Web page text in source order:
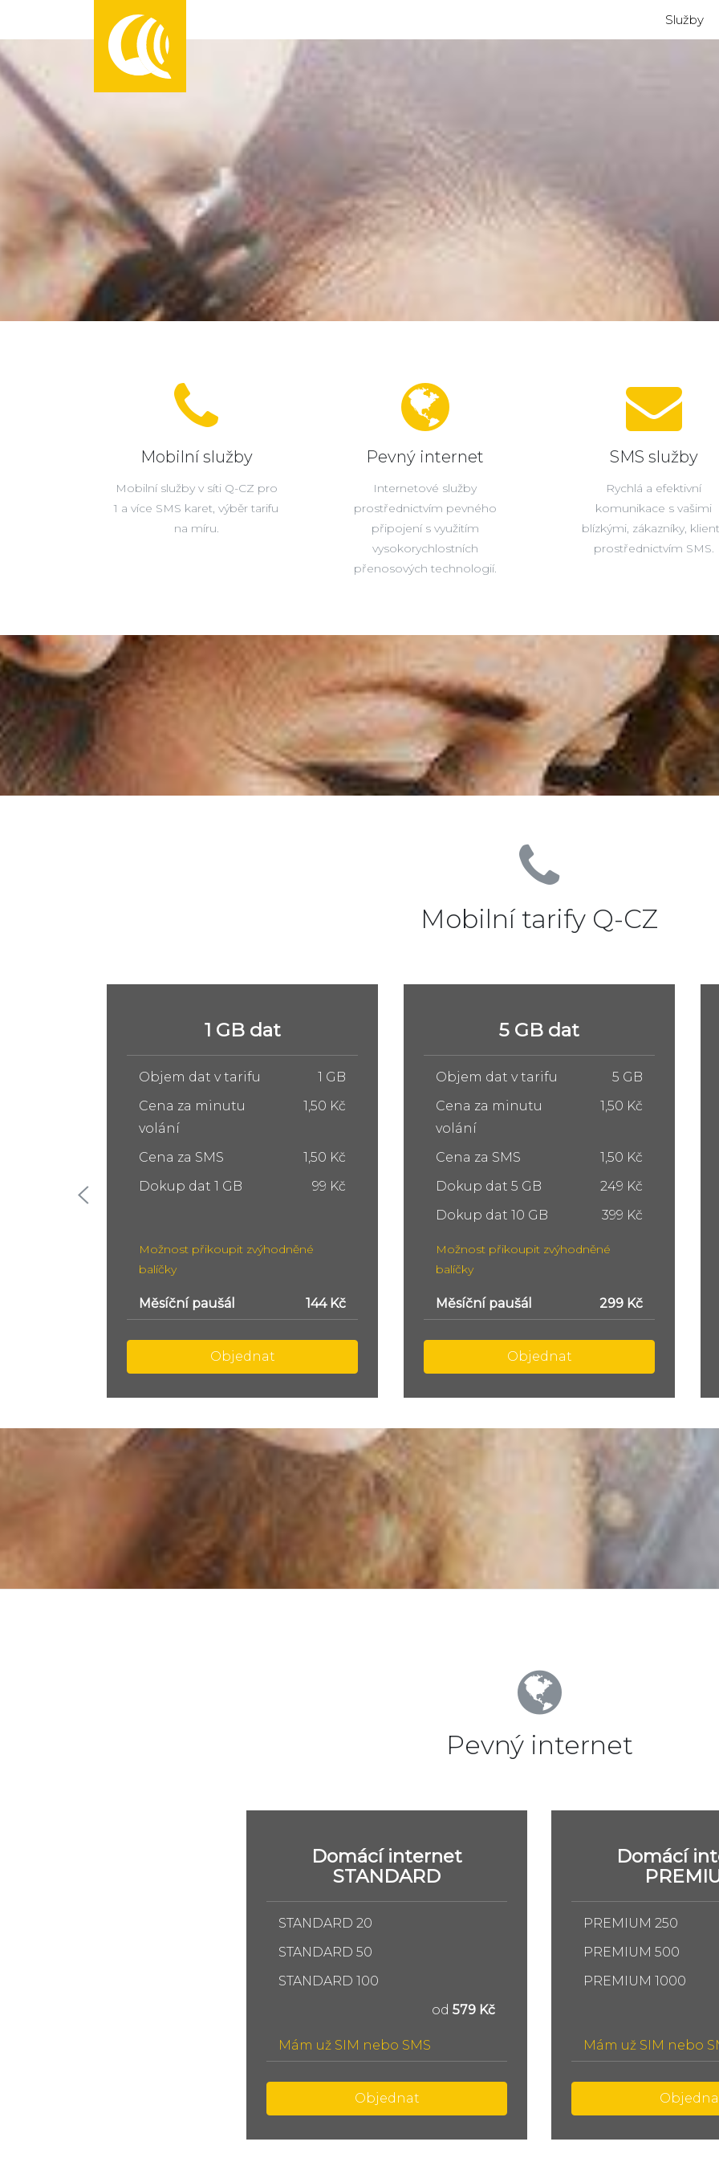
Služby
Mobilní služby
Mobilní služby v síti Q-CZ pro
1 a více SMS karet, výběr tarifu
na míru.
Pevný internet
Internetové služby
prostřednictvím pevného
připojení s využitím
vysokorychlostních
přenosových technologií.
SMS služby
Rychlá a efektivní
komunikace s vašimi
blízkými, zákazníky,
prostřednictvím SMS.
Mobilní tarify Q-CZ
5 GB dat
Objem dat v tarifu
5 GB
Cena za minutu
volání
1,50 Kč
Cena za SMS
1,50 Kč
Dokup dat 5 GB
249 Kč
Možnost přikoupit zvýhodněné
balíčky
Měsíční paušál 299 Kč
Objednat
10 GB dat
Objem dat v tarifu
10 GB
Cena za minutu
volání
1,50 Kč
Cena za SMS
1,50 Kč
Dokup dat 5 GB
249 Kč
Dokup dat 10 GB
399 Kč
Možnost přikoupit zvýhodněné
balíčky
Měsíční paušál 449 Kč
Objednat
Pevný internet
Domácí internet
STANDARD
STANDARD 20
STANDARD 50
STANDARD 100
od 579 Kč
Mám už SIM nebo SMS
Objednat
Domácí
PREMIUM 250
PREMIUM 500
PREMIUM 1000
Mám už SIM nebo